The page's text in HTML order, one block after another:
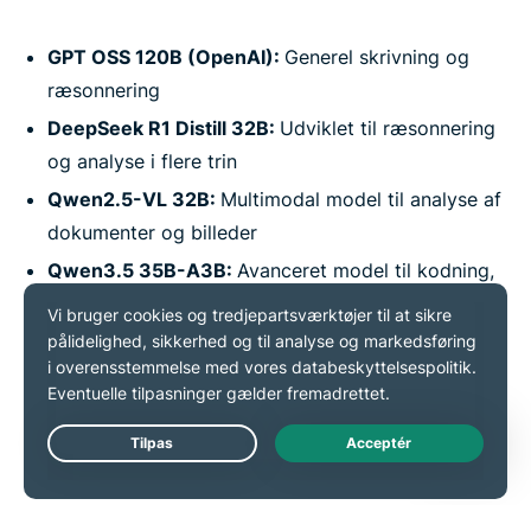
GPT OSS 120B (OpenAI): Generel skrivning og
ræsonnering
DeepSeek R1 Distill 32B: Udviklet til ræsonnering
og analyse i flere trin
Qwen2.5-VL 32B: Multimodal model til analyse af
dokumenter og billeder
Qwen3.5 35B-A3B: Avanceret model til kodning,
lange opgaver og flersproget brug
NVIDIA Nemotron 12B:Model til matematik, kode
og tekniske opgaver
analyse af video, billeder og dokumenter
Live Chat